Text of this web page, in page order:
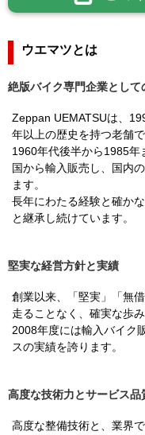
ウエマツとは
絶版バイク専門企業として
Zeppan UEMATSUは、
年以上の歴史を持つ老舗で
1960年代後半から1985年
国から輸入販売し、国内
ます。
長年にわたる経験と確か
と継承し続けています。
堅実な経営方針と実績
創業以来、「堅実」「無
走ることなく、確実な歩
2008年度には輸入バイク
スの実績を誇ります。
高度な技術力とサービス品
高度な整備技術と、業界